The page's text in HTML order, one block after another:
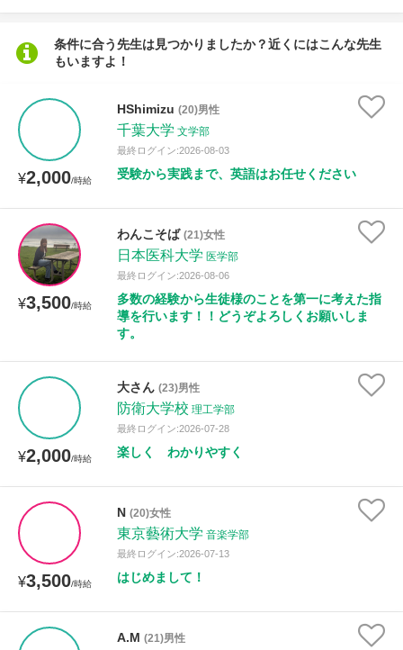
条件に合う先生は見つかりましたか？近くにはこんな先生
もいますよ！
¥2,000/時給
HShimizu (20)男性
千葉大学 文学部
最終ログイン:2026-08-03
受験から実践まで、英語はお任せください
¥3,500/時給
わんこそば (21)女性
日本医科大学 医学部
最終ログイン:2026-08-06
多数の経験から生徒様のことを第一に考えた指
導を行います！！どうぞよろしくお願いしま
す。
¥2,000/時給
大さん (23)男性
防衛大学校 理工学部
最終ログイン:2026-07-28
楽しく わかりやすく
¥3,500/時給
N (20)女性
東京藝術大学 音楽学部
最終ログイン:2026-07-13
はじめまして！
A.M (21)男性